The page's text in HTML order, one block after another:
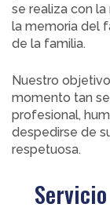
se realiza con
la memoria del
de la familia.
Nuestro
momento tan
profesional,
despedirse de
respetuosa.